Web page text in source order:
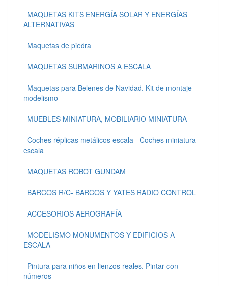
MAQUETAS KITS ENERGÍA SOLAR Y ENERGÍAS
ALTERNATIVAS
Maquetas de piedra
MAQUETAS SUBMARINOS A ESCALA
Maquetas para Belenes de Navidad. Kit de montaje
modelismo
MUEBLES MINIATURA, MOBILIARIO MINIATURA
Coches réplicas metálicos escala - Coches miniatura
escala
MAQUETAS ROBOT GUNDAM
BARCOS R/C- BARCOS Y YATES RADIO CONTROL
ACCESORIOS AEROGRAFÍA
MODELISMO MONUMENTOS Y EDIFICIOS A
ESCALA
Pintura para niños en lienzos reales. Pintar con
números